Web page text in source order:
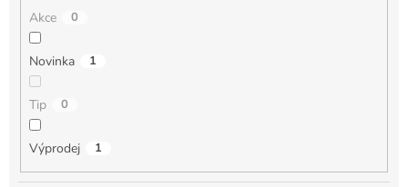
Akce 0
Novinka 1
Tip 0
Výprodej 1